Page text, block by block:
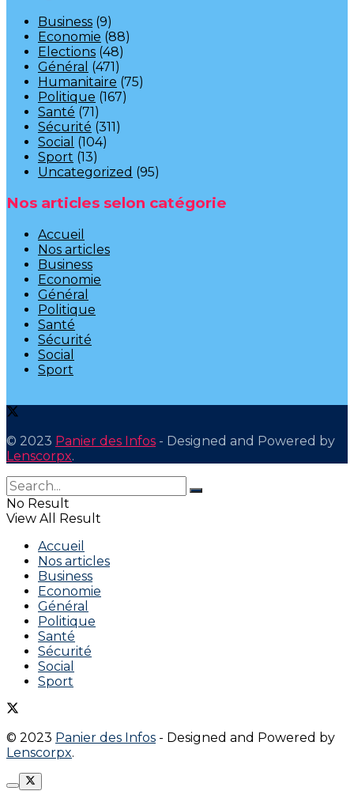
Business (9)
Economie (88)
Elections (48)
Général (471)
Humanitaire (75)
Politique (167)
Santé (71)
Sécurité (311)
Social (104)
Sport (13)
Uncategorized (95)
Nos articles selon catégorie
Accueil
Nos articles
Business
Economie
Général
Politique
Santé
Sécurité
Social
Sport
© 2023 Panier des Infos - Designed and Powered by
Lenscorpx.
No Result
View All Result
Accueil
Nos articles
Business
Economie
Général
Politique
Santé
Sécurité
Social
Sport
© 2023 Panier des Infos - Designed and Powered by
Lenscorpx.